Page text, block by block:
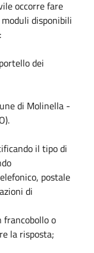
occorre fare
disponibili
dei
di Molinella -
il tipo di
postale
di
o
la risposta;